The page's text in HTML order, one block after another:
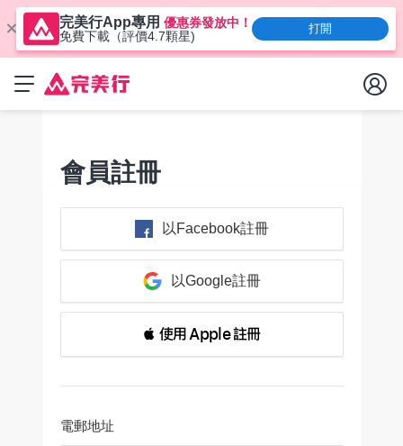
完美行App專用 優惠券發放中！
免費下載（評價4.7顆星)
打開
會員註冊
以Facebook註冊
以Google註冊
 使用 Apple 註冊
電郵地址